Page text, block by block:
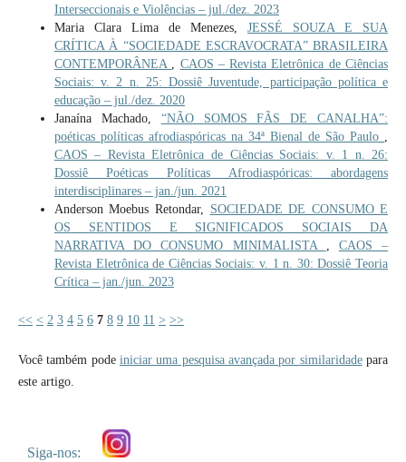
Interseccionais e Violências – jul./dez. 2023
Maria Clara Lima de Menezes,JESSÉ SOUZA E SUA
CRÍTICA À “SOCIEDADE ESCRAVOCRATA” BRASILEIRA
CONTEMPORÂNEA , CAOS – Revista Eletrônica de Ciências
Sociais: v. 2 n. 25: Dossiê Juventude, participação política e
educação – jul./dez. 2020
Janaína Machado, “NÃO SOMOS FÃS DE CANALHA”:
poéticas políticas afrodiaspóricas na 34ª Bienal de São Paulo ,
CAOS – Revista Eletrônica de Ciências Sociais: v. 1 n. 26:
Dossiê Poéticas Políticas Afrodiaspóricas: abordagens
interdisciplinares – jan./jun. 2021
Anderson Moebus Retondar, SOCIEDADE DE CONSUMO E
OS SENTIDOS E SIGNIFICADOS SOCIAIS DA
NARRATIVA DO CONSUMO MINIMALISTA , CAOS –
Revista Eletrônica de Ciências Sociais: v. 1 n. 30: Dossiê Teoria
Crítica – jan./jun. 2023
<< < 2 3 4 5 6 7 8 9 10 11 > >>
Você também pode iniciar uma pesquisa avançada por similaridadepara
este artigo.
Siga-nos: